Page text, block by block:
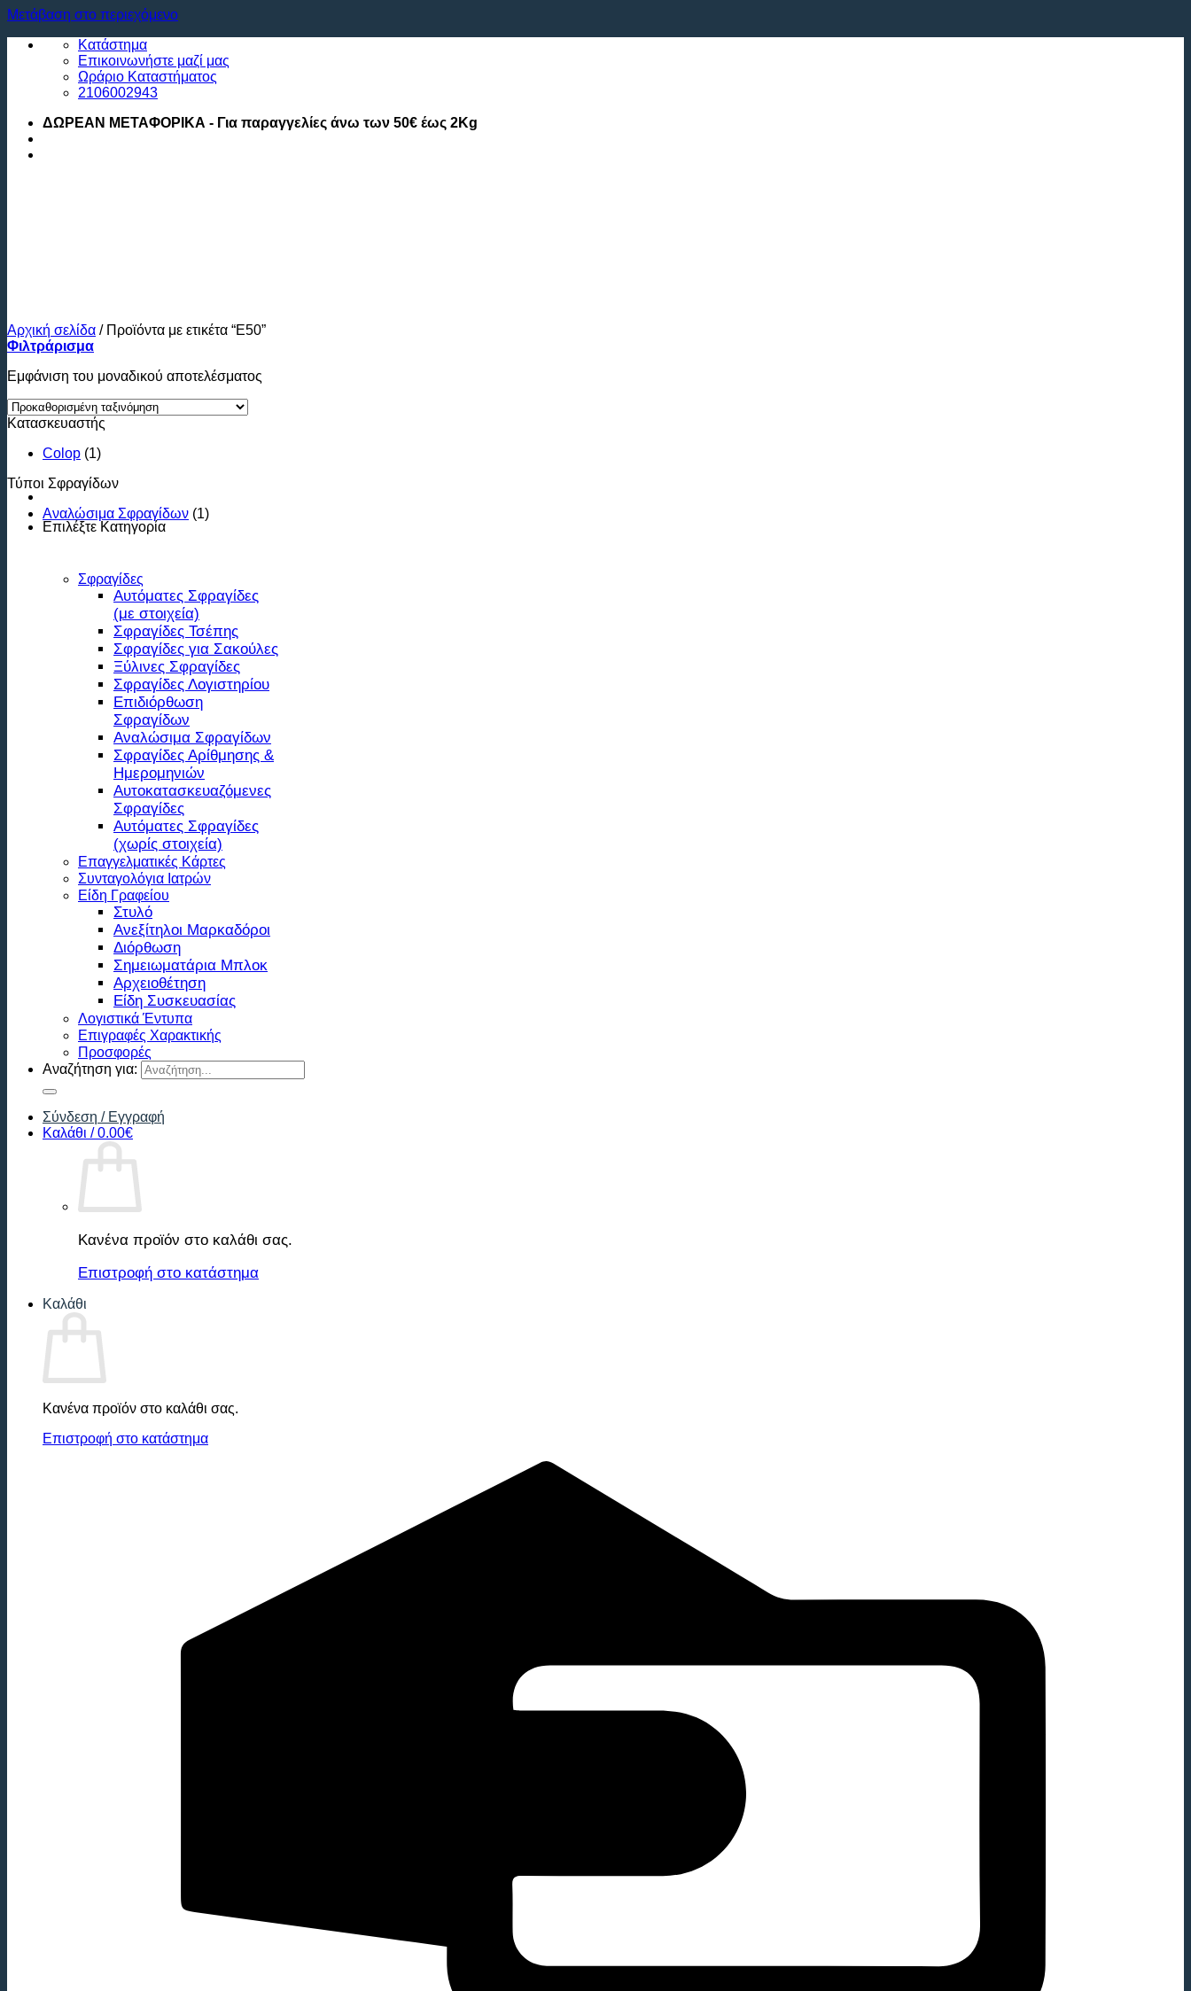
Μετάβαση στο περιεχόμενο
Κατάστημα
Επικοινωνήστε μαζί μας
Ωράριο Καταστήματος
2106002943
ΔΩΡΕΑΝ ΜΕΤΑΦΟΡΙΚΑ - Για παραγγελίες άνω των 50€ έως 2Kg
Επιλέξτε Κατηγορία
Σφραγίδες
Αυτόματες Σφραγίδες
(με στοιχεία)
Σφραγίδες Τσέπης
Σφραγίδες για Σακούλες
Ξύλινες Σφραγίδες
Σφραγίδες Λογιστηρίου
Επιδιόρθωση
Σφραγίδων
Αναλώσιμα Σφραγίδων
Σφραγίδες Αρίθμησης &
Ημερομηνιών
Αυτοκατασκευαζόμενες
Σφραγίδες
Αυτόματες Σφραγίδες
(χωρίς στοιχεία)
Επαγγελματικές Κάρτες
Συνταγολόγια Ιατρών
Είδη Γραφείου
Στυλό
Ανεξίτηλοι Μαρκαδόροι
Διόρθωση
Σημειωματάρια Μπλοκ
Αρχειοθέτηση
Είδη Συσκευασίας
Λογιστικά Έντυπα
Επιγραφές Χαρακτικής
Προσφορές
Αναζήτηση για:
Σύνδεση / Εγγραφή
Καλάθι /0.00€
Κανένα προϊόν στο καλάθι σας.
Επιστροφή στο κατάστημα
Καλάθι
Κανένα προϊόν στο καλάθι σας.
Επιστροφή στο κατάστημα
Αρχική σελίδα /Προϊόντα με ετικέτα “E50”
Φιλτράρισμα
Εμφάνιση του μοναδικού αποτελέσματος
Κατασκευαστής
Colop (1)
Τύποι Σφραγίδων
Αναλώσιμα Σφραγίδων (1)